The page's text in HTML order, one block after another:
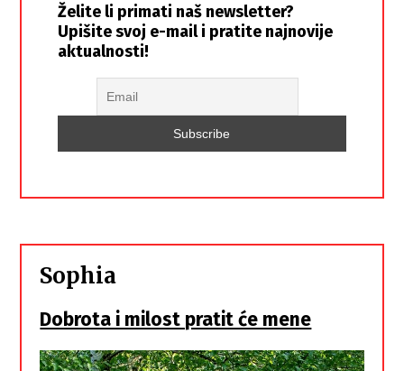
Želite li primati naš newsletter?
Upišite svoj e-mail i pratite najnovije
aktualnosti!
Sophia
Dobrota i milost pratit će mene